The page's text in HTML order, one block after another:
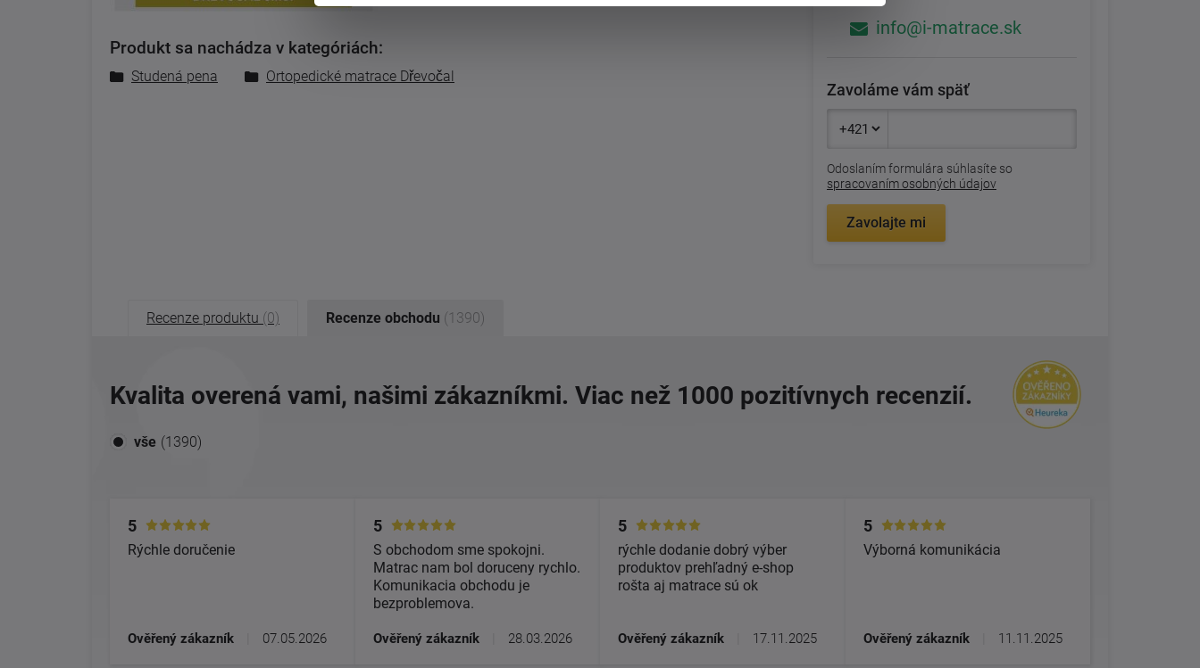
Produkt sa nachádza v kategóriách:
Studená pena Ortopedické matrace Dřevočal
info@i-matrace.sk
Zavoláme vám späť
Odoslaním formulára súhlasíte so
spracovaním osobných údajov
Zavolajte mi
Recenze produktu (0) Recenze obchodu (1390)
Kvalita overená vami, našimi zákazníkmi. Viac než 1000 pozitívnych recenzií.
vše (1390)
5
Rýchle doručenie
Ověřený zákazník 07.05.2026
5
S obchodom sme spokojni.
Matrac nam bol doruceny rychlo.
Komunikacia obchodu je
bezproblemova.
Ověřený zákazník 28.03.2026
5
rýchle dodanie dobrý výber
produktov prehľadný e-shop
rošta aj matrace sú ok
Ověřený zákazník 17.11.2025
5
Výborná komunikácia
Ověřený zákazník 11.11.2025